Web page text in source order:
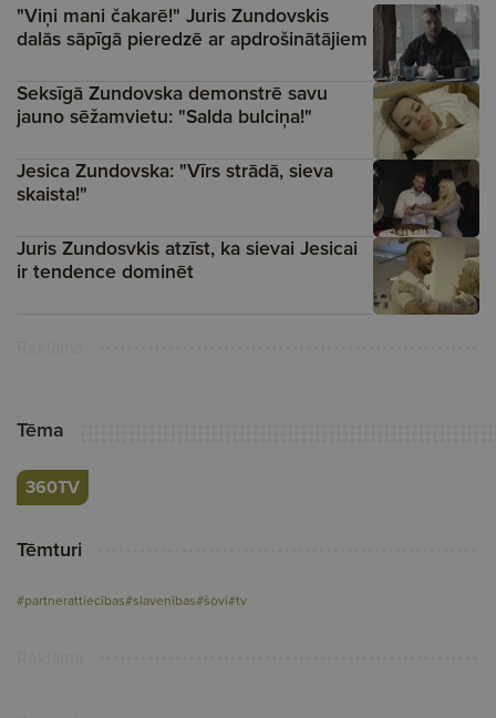
"Viņi mani čakarē!" Juris Zundovskis
dalās sāpīgā pieredzē ar apdrošinātājiem
Seksīgā Zundovska demonstrē savu
jauno sēžamvietu: "Salda bulciņa!"
Jesica Zundovska: "Vīrs strādā, sieva
skaista!"
Juris Zundosvkis atzīst, ka sievai Jesicai
ir tendence dominēt
Tēma
360TV
Tēmturi
#partnerattiecības#slavenības#šovi#tv